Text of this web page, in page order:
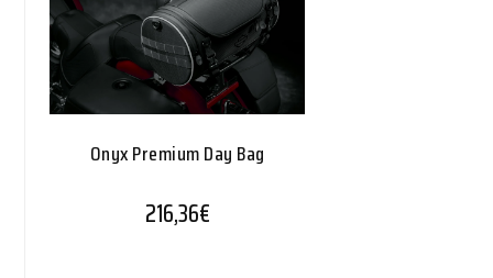
Onyx Premium Day Bag
216,36€